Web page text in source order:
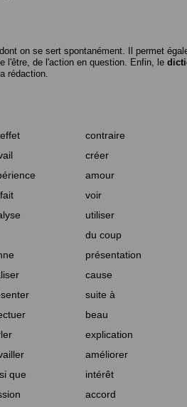
on se sert spontanément. Il permet
l'être, de l'action en question. Enfin, le
rédaction.
contraire
créer
amour
voir
utiliser
du coup
présentation
cause
suite à
beau
explication
améliorer
que
intérêt
accord